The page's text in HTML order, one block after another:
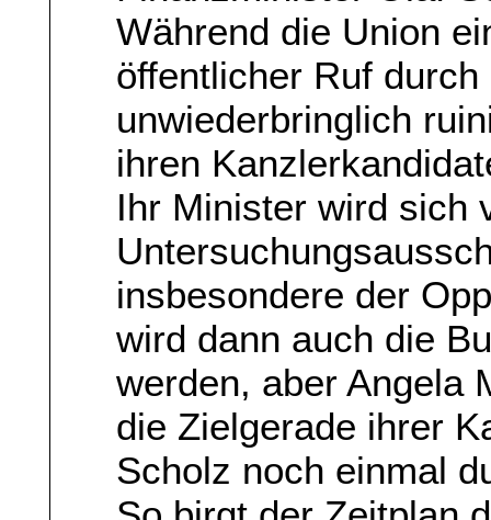
Während die Union
öffentlicher Ruf
unwiederbringlich
ihren
Ihr Minister wird sich
insbesondere der
wird dann auch die
werden, aber Angela
die Zielgerade ihrer
Scholz noch einmal